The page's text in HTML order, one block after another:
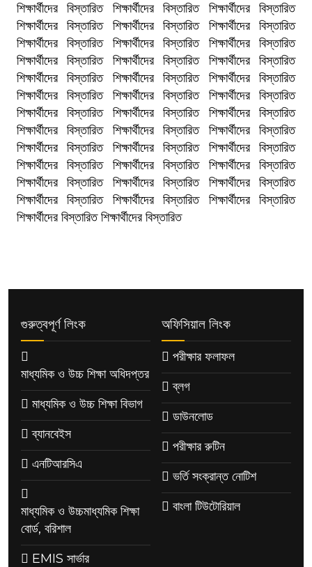
শিক্ষার্থীদের বিস্তারিত শিক্ষার্থীদের বিস্তারিত শিক্ষার্থীদের বিস্তারিত
শিক্ষার্থীদের বিস্তারিত শিক্ষার্থীদের বিস্তারিত শিক্ষার্থীদের বিস্তারিত
শিক্ষার্থীদের বিস্তারিত শিক্ষার্থীদের বিস্তারিত শিক্ষার্থীদের বিস্তারিত
শিক্ষার্থীদের বিস্তারিত শিক্ষার্থীদের বিস্তারিত শিক্ষার্থীদের বিস্তারিত
শিক্ষার্থীদের বিস্তারিত শিক্ষার্থীদের বিস্তারিত শিক্ষার্থীদের বিস্তারিত
শিক্ষার্থীদের বিস্তারিত শিক্ষার্থীদের বিস্তারিত শিক্ষার্থীদের বিস্তারিত
শিক্ষার্থীদের বিস্তারিত শিক্ষার্থীদের বিস্তারিত শিক্ষার্থীদের বিস্তারিত
শিক্ষার্থীদের বিস্তারিত শিক্ষার্থীদের বিস্তারিত শিক্ষার্থীদের বিস্তারিত
শিক্ষার্থীদের বিস্তারিত শিক্ষার্থীদের বিস্তারিত শিক্ষার্থীদের বিস্তারিত
শিক্ষার্থীদের বিস্তারিত শিক্ষার্থীদের বিস্তারিত শিক্ষার্থীদের বিস্তারিত
শিক্ষার্থীদের বিস্তারিত শিক্ষার্থীদের বিস্তারিত শিক্ষার্থীদের বিস্তারিত
শিক্ষার্থীদের বিস্তারিত শিক্ষার্থীদের বিস্তারিত শিক্ষার্থীদের বিস্তারিত
শিক্ষার্থীদের বিস্তারিত শিক্ষার্থীদের বিস্তারিত
গুরুত্বপূর্ণ লিংক
মাধ্যমিক ও উচ্চ শিক্ষা অধিদপ্তর
মাধ্যমিক ও উচ্চ শিক্ষা বিভাগ
ব্যানবেইস
এনটিআরসিএ
মাধ্যমিক ও উচ্চমাধ্যমিক শিক্ষা
বোর্ড, বরিশাল
EMIS সার্ভার
অফিসিয়াল লিংক
পরীক্ষার ফলাফল
ব্লগ
ডাউনলোড
পরীক্ষার রুটিন
ভর্তি সংক্রান্ত নোটিশ
বাংলা টিউটোরিয়াল